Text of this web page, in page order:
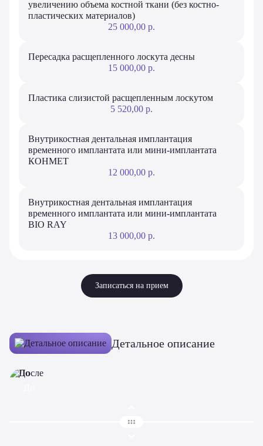
увеличению объема костной ткани (без костно-
пластических материалов)
25 000,00 р.
Пересадка расщепленного лоскута десны
15 000,00 р.
Пластика слизистой расщепленным лоскутом
5 520,00 р.
Внутрикостная дентальная имплантация
временного имплантата или мини-имплантата
КОНМЕТ
12 000,00 р.
Внутрикостная дентальная имплантация
временного имплантата или мини-имплантата
BIO RAY
13 000,00 р.
Записаться на прием
Детальное описание